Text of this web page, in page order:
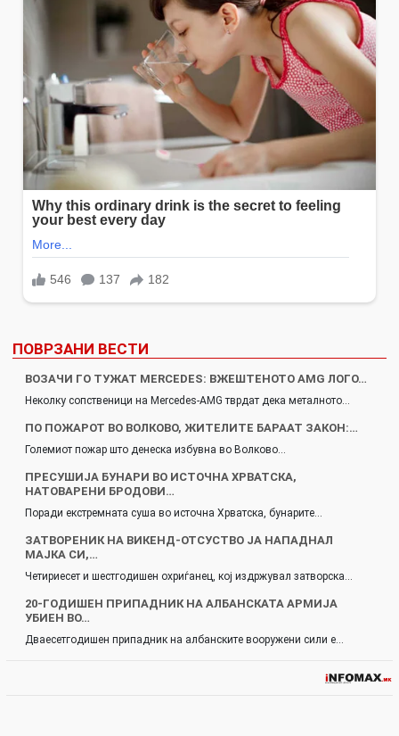
ПОВРЗАНИ ВЕСТИ
ВОЗАЧИ ГО ТУЖАТ MERCEDES: ВЖЕШТЕНОТО AMG ЛОГО…
Неколку сопственици на Mercedes-AMG тврдат дека металното…
ПО ПОЖАРОТ ВО ВОЛКОВО, ЖИТЕЛИТЕ БАРААТ ЗАКОН:…
Големиот пожар што денеска избувна во Волково…
ПРЕСУШИЈА БУНАРИ ВО ИСТОЧНА ХРВАТСКА,
НАТОВАРЕНИ БРОДОВИ…
Поради екстремната суша во источна Хрватска, бунарите…
ЗАТВОРЕНИК НА ВИКЕНД-ОТСУСТВО ЈА НАПАДНАЛ
МАЈКА СИ,…
Четириесет и шестгодишен охриѓанец, кој издржувал затворска…
20-ГОДИШЕН ПРИПАДНИК НА АЛБАНСКАТА АРМИЈА
УБИЕН ВО…
Дваесетгодишен припадник на албанските вооружени сили е…